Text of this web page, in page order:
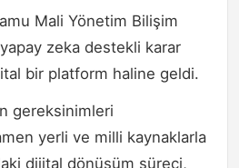
Mali Yönetim Bilişim
zeka destekli karar
bir platform haline geldi.
gereksinimleri
yerli ve milli kaynaklarla
dijital dönüşüm süreci,